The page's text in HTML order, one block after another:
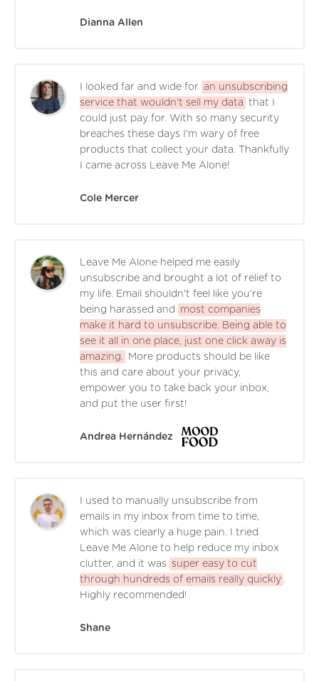
Dianna Allen
I looked far and wide for an unsubscribing
service that wouldn't sell my data that I
could just pay for. With so many security
breaches these days I'm wary of free
products that collect your data. Thankfully
I came across Leave Me Alone!
Cole Mercer
Leave Me Alone helped me easily
unsubscribe and brought a lot of relief to
my life. Email shouldn't feel like you're
being harassed and
most companies
make it hard to unsubscribe. Being able to
see it all in one place, just one click away is
amazing.
More products should be like
this and care about your privacy,
empower you to take back your inbox,
and put the user first!
Andrea Hernández
I used to manually unsubscribe from
emails in my inbox from time to time,
which was clearly a huge pain. I tried
Leave Me Alone to help reduce my inbox
clutter, and it was
super easy to cut
through hundreds of emails really quickly .
Highly recommended!
Shane